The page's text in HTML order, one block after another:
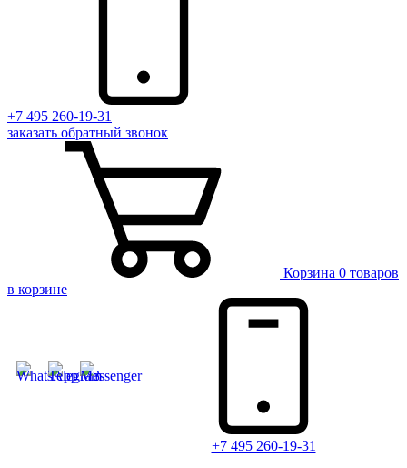
+7 495 260-19-31
заказать обратный звонок
Корзина 0 товаров
в корзине
+7 495 260-19-31